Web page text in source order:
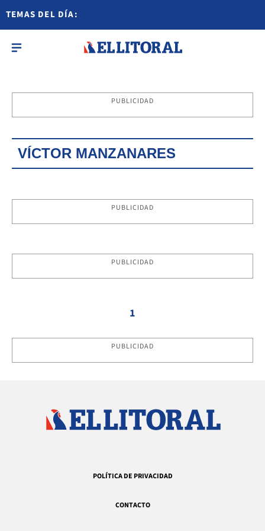
TEMAS DEL DÍA:
PUBLICIDAD
VÍCTOR MANZANARES
PUBLICIDAD
PUBLICIDAD
1
PUBLICIDAD
POLÍTICA DE PRIVACIDAD
CONTACTO